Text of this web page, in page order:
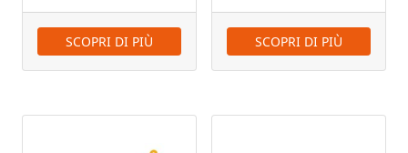
SCOPRI DI PIÙ SCOPRI DI PIÙ